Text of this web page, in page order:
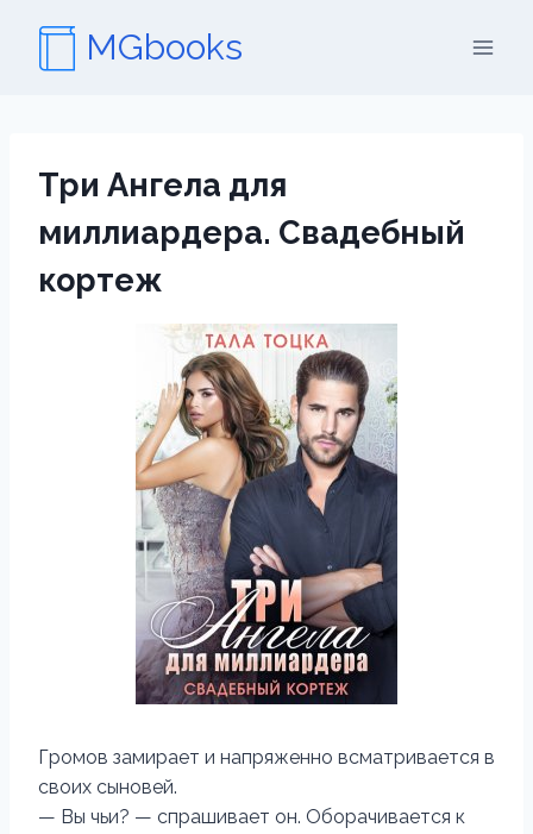
содержимому
MGbooks
Три Ангела для
миллиардера. Свадебный
кортеж
Громов замирает и напряженно всматривается в
своих сыновей.
— Вы чьи? — спрашивает он. Оборачивается к